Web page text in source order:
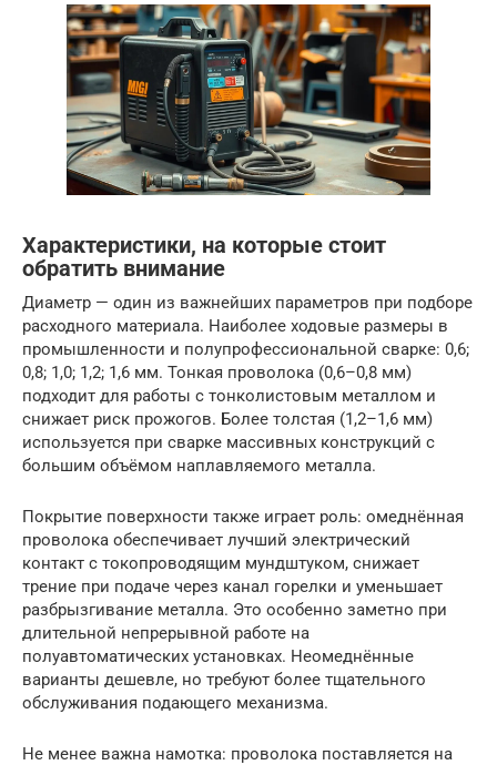
Характеристики, на которые стоит
обратить внимание
Диаметр — один из важнейших параметров при подборе
расходного материала. Наиболее ходовые размеры в
промышленности и полупрофессиональной сварке: 0,6;
0,8; 1,0; 1,2; 1,6 мм. Тонкая проволока (0,6–0,8 мм)
подходит для работы с тонколистовым металлом и
снижает риск прожогов. Более толстая (1,2–1,6 мм)
используется при сварке массивных конструкций с
большим объёмом наплавляемого металла.
Покрытие поверхности также играет роль: омеднённая
проволока обеспечивает лучший электрический
контакт с токопроводящим мундштуком, снижает
трение при подаче через канал горелки и уменьшает
разбрызгивание металла. Это особенно заметно при
длительной непрерывной работе на
полуавтоматических установках. Неомеднённые
варианты дешевле, но требуют более тщательного
обслуживания подающего механизма.
Не менее важна намотка: проволока поставляется на